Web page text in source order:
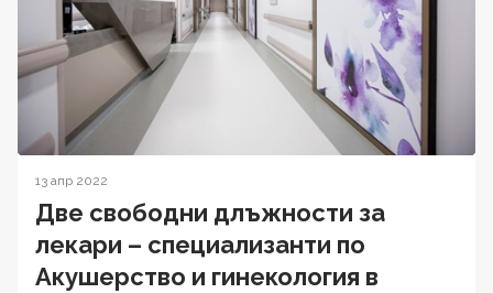
13 апр 2022
Две свободни длъжности за
лекари – специализанти по
Акушерство и гинекология в